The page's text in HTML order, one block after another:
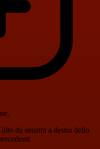
da sinistra a destra dello